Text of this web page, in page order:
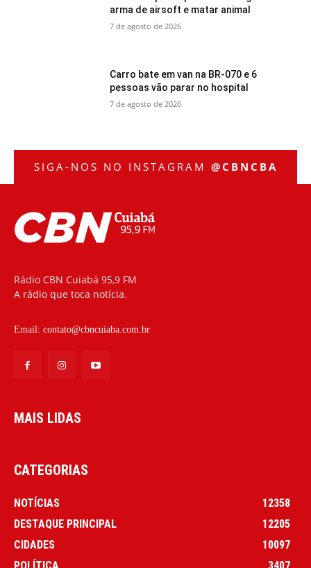
arma de airsoft e matar animal
7 de agosto de 2026
Carro bate em van na BR-070 e 6
pessoas vão parar no hospital
7 de agosto de 2026
SIGA-NOS NO INSTAGRAM @CBNCBA
Rádio CBN Cuiabá 95,9 FM
A rádio que toca notícia.
Email: contato@cbncuiaba.com.br
MAIS LIDAS
CATEGORIAS
NOTÍCIAS
12358
DESTAQUE PRINCIPAL
12205
CIDADES
10097